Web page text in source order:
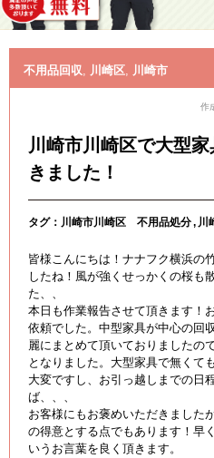
不用品回収, 川崎区, 川崎市
作
川崎市川崎区で大型
きました！
タグ： 川崎市川崎区 不用品処分 川
皆様こんにちは！ナナフク横浜の
したね！風が強くせっかくの桜も
た、、
本日も作業報告させて頂きます！
依頼でした。中型家具が中心の回
麗にまとめて頂いておりましたの
となりました。大型家具で無くて
大変ですし、お引っ越しまでの日
ば、、、
お客様にもお褒めいただきました
の得意とする点でもあります！早
いうお言葉を良く頂きます。